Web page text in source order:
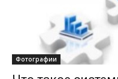
Фотографии